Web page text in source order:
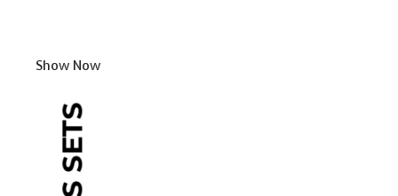
Show Now